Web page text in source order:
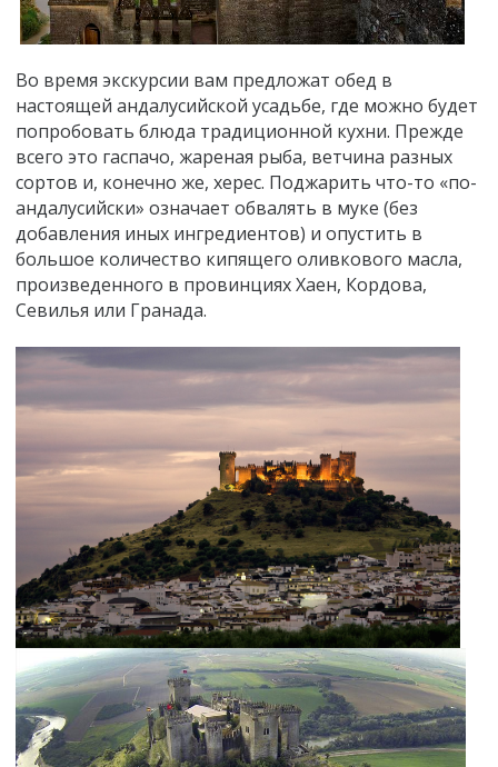
Во время экскурсии вам предложат обед в
настоящей андалусийской усадьбе, где можно будет
попробовать блюда традиционной кухни. Прежде
всего это гаспачо, жареная рыба, ветчина разных
сортов и, конечно же, херес. Поджарить что-то «по-
андалусийски» означает обвалять в муке (без
добавления иных ингредиентов) и опустить в
большое количество кипящего оливкового масла,
произведенного в провинциях Хаен, Кордова,
Севилья или Гранада.